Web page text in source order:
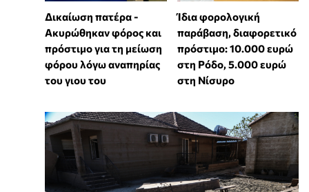
Δικαίωση πατέρα -
Ακυρώθηκαν φόρος και
πρόστιμο για τη μείωση
φόρου λόγω αναπηρίας
του γιου του
Ίδια φορολογική
παράβαση, διαφορετικό
πρόστιμο: 10.000 ευρώ
στη Ρόδο, 5.000 ευρώ
στη Νίσυρο